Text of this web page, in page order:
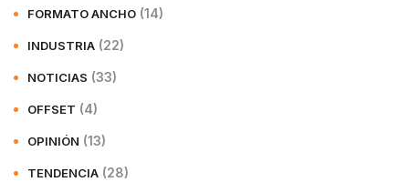
FORMATO ANCHO (14)
INDUSTRIA (22)
NOTICIAS (33)
OFFSET (4)
OPINIÓN (13)
TENDENCIA (28)